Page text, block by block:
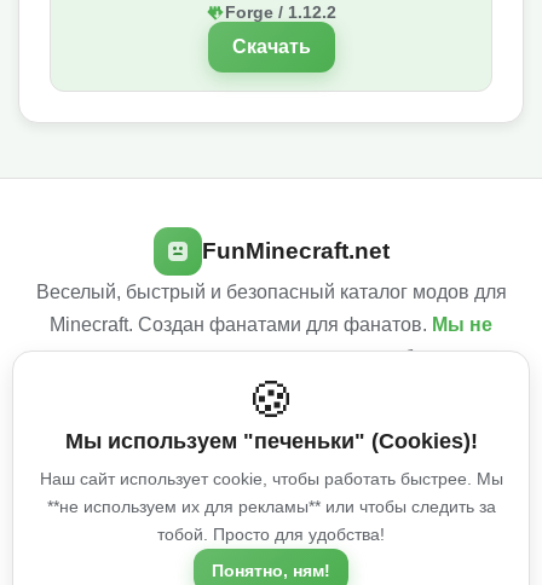
Forge / 1.12.2
Скачать
FunMinecraft.net
Веселый, быстрый и безопасный каталог модов для
Minecraft. Создан фанатами для фанатов. Мы не
используем навязчивую рекламу, чтобы сделать
твой игровой опыт лучше!
Copyright © 2025 FunMinecraft.net
Этот сайт не связан с Mojang Studios. Все моды взяты из открытых
источников и принадлежат их авторам.
Условия использования
Политика конфиденциальности
Об авторе
🍪
Мы используем "печеньки" (Cookies)!
Наш сайт использует cookie, чтобы работать быстрее. Мы
**не используем их для рекламы** или чтобы следить за
тобой. Просто для удобства!
Понятно, ням!